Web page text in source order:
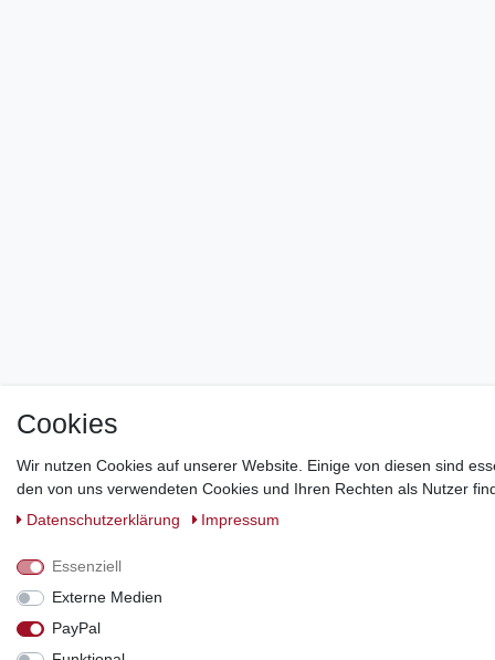
Cookies
Wir nutzen Cookies auf unserer Website. Einige von diesen sind
den von uns verwendeten Cookies und Ihren Rechten als Nutzer
Daten­schutz­erklärung
Impressum
Essenziell
Externe Medien
PayPal